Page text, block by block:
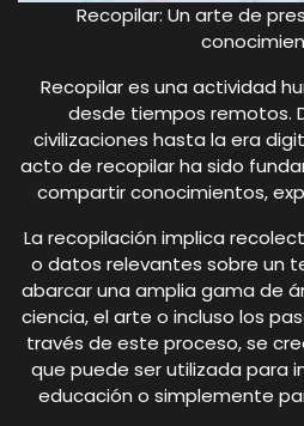
Recopilar: Un arte de
Recopilar es una actividad
desde tiempos remotos.
civilizaciones hasta la era
acto de recopilar ha sido
compartir conocimientos,
La recopilación implica
o datos relevantes sobre un
abarcar una amplia gama de
ciencia, el arte o incluso los
través de este proceso, se
que puede ser utilizada para
educación o simplemente